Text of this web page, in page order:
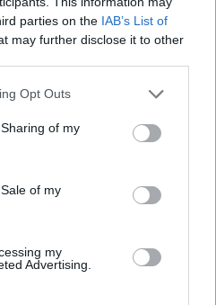
parties on the IAB’s List of
may further disclose it to other
Opt Outs
of my
of my
my
Advertising.